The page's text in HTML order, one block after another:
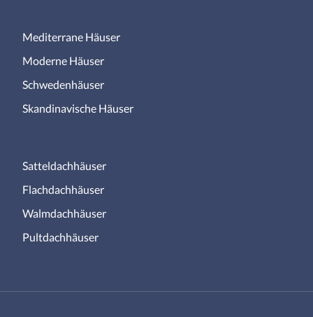
Mediterrane Häuser
Moderne Häuser
Schwedenhäuser
Skandinavische Häuser
Satteldachhäuser
Flachdachhäuser
Walmdachhäuser
Pultdachhäuser